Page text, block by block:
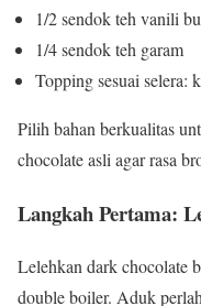
1/2 sendok teh vanili
1/4 sendok teh garam
Topping sesuai selera:
Pilih bahan berkualitas
chocolate asli agar rasa
Langkah Pertama:
Lelehkan dark chocolate
double boiler. Aduk